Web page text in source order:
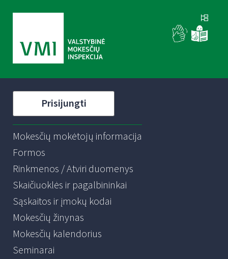
Prisijungti
Mokesčių mokėtojų informacija
Formos
Rinkmenos / Atviri duomenys
Skaičiuoklės ir pagalbininkai
Sąskaitos ir įmokų kodai
Mokesčių žinynas
Mokesčių kalendorius
Seminarai